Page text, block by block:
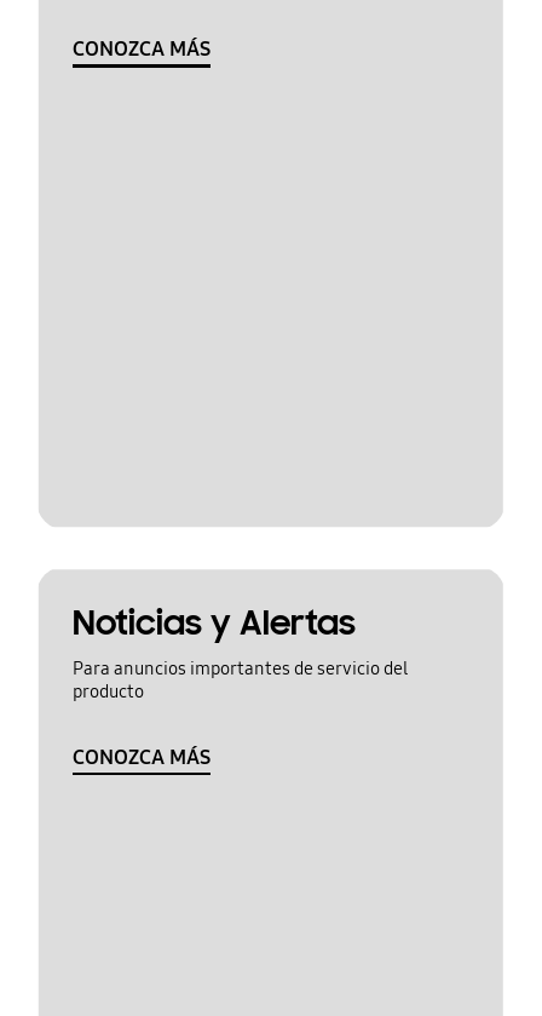
CONOZCA MÁS
Noticias y Alertas
Para anuncios importantes de servicio del
producto
CONOZCA MÁS